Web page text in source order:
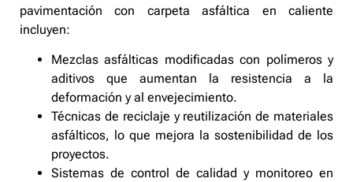
pavimentación con carpeta asfáltica en caliente
incluyen:
Mezclas asfálticas modificadas con polímeros y
aditivos que aumentan la resistencia a la
deformación y al envejecimiento.
Técnicas de reciclaje y reutilización de materiales
asfálticos, lo que mejora la sostenibilidad de los
proyectos.
Sistemas de control de calidad y monitoreo en